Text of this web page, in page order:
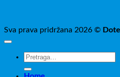
Sva prava pridržana 2026 ©
Pretraži: